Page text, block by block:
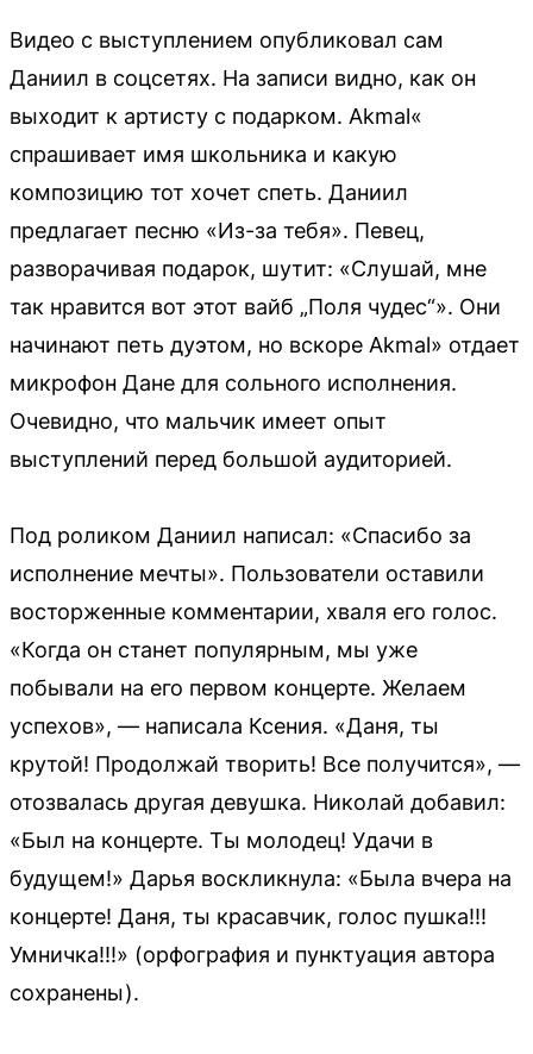
Видео с выступлением опубликовал сам
Даниил в соцсетях. На записи видно, как он
выходит к артисту с подарком. Akmal«
спрашивает имя школьника и какую
композицию тот хочет спеть. Даниил
предлагает песню «Из-за тебя». Певец,
разворачивая подарок, шутит: «Слушай, мне
так нравится вот этот вайб „Поля чудес“». Они
начинают петь дуэтом, но вскоре Akmal» отдает
микрофон Дане для сольного исполнения.
Очевидно, что мальчик имеет опыт
выступлений перед большой аудиторией.
Под роликом Даниил написал: «Спасибо за
исполнение мечты». Пользователи оставили
восторженные комментарии, хваля его голос.
«Когда он станет популярным, мы уже
побывали на его первом концерте. Желаем
успехов», — написала Ксения. «Даня, ты
крутой! Продолжай творить! Все получится», —
отозвалась другая девушка. Николай добавил:
«Был на концерте. Ты молодец! Удачи в
будущем!» Дарья воскликнула: «Была вчера на
концерте! Даня, ты красавчик, голос пушка!!!
Умничка!!!» (орфография и пунктуация автора
сохранены).